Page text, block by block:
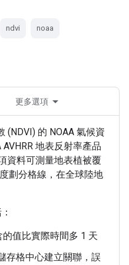
ndvi noaa
更多選項
(NDVI) 的 NOAA 氣候資
地表反射率產品
資料可測量地表植被覆
劃分格線，在全球陸地
的值比實際時間多 1 天
存格中心建立關聯，誤